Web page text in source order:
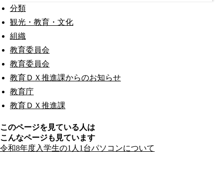
分類
観光・教育・文化
組織
教育委員会
教育委員会
教育ＤＸ推進課からのお知らせ
教育庁
教育ＤＸ推進課
このページを見ている人は
こんなページも見ています
令和8年度入学生の1人1台パソコンについて